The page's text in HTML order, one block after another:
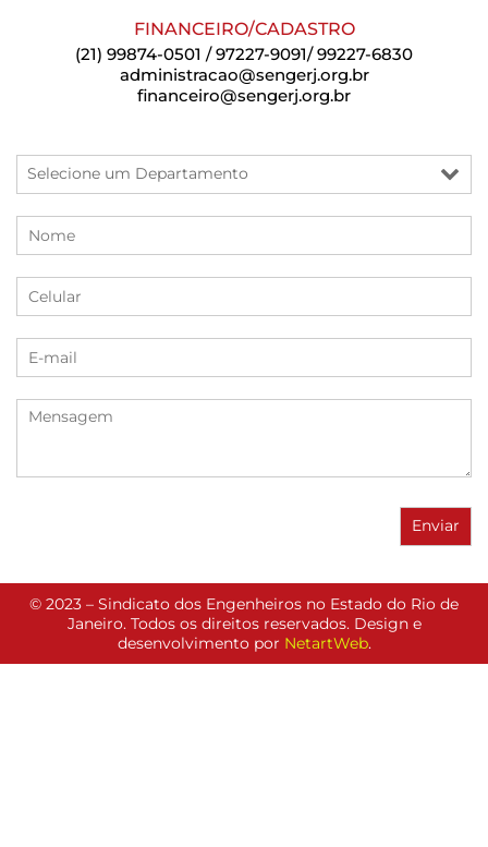
FINANCEIRO/CADASTRO
(21) 99874-0501 / 97227-9091/ 99227-6830
administracao@sengerj.org.br
financeiro@sengerj.org.br
© 2023 – Sindicato dos Engenheiros no Estado do Rio de
Janeiro. Todos os direitos reservados. Design e
desenvolvimento por NetartWeb.